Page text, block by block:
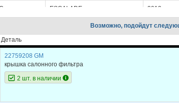
ESCALADE 2012
2011
ESCALADE
Возможно, подойдут
Деталь
22759208 GM
крышка салонного фильтра
2 шт. в наличии